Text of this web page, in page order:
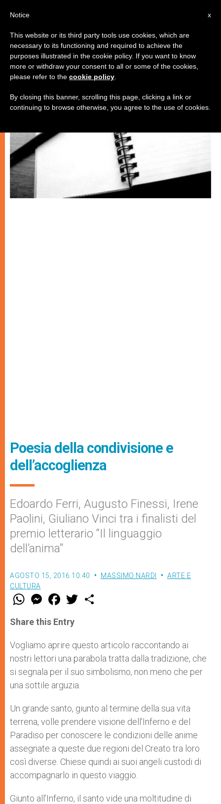
ARTE E CULTURA
Poesia della condivisione e
dell’accoglienza
Edoardo Ferri, Augusto Finessi, Irene
Paolini, Giuliano Vinci tra i finalisti del
premio letterario “Il linguaggio
dell’anima”
AGOSTO 15, 2016 10:40 MASSIMO NARDI
ARTE E
CULTURA
W
t
s
p
p
M
e
s
e
g
e
r
F
a
e
b
o
k
w
r
Share this Entry
Vogliamo aprire questo articolo raccontando ai
nostri lettori una parabola tratta dalla tradizione, che
si segnala per il suo simbolismo, non meno che per
una sottile arguzia.
Un grande santo, giunto al termine della sua vita
terrena, volle prendere visione dell’Inferno e del
Paradiso per conoscere le condizioni delle anime
assegnate a queste due regioni del Creato tra loro
così diverse. Chiese quindi ai suoi angeli custodi di
accompagnarlo in questo viaggio.
Giunto all’Inferno, il santo vide una moltitudine di
x
Notice
This website or its third party tools use cookies, which are
necessary to its functioning and required to achieve the
purposes illustrated in the cookie policy. If you want to know
more or withdraw your consent to all or some of the cookies,
please refer to the cookie policy
By closing this banner, scrolling this page, clicking a link or
continuing to browse otherwise, you agree to the use of cookies.